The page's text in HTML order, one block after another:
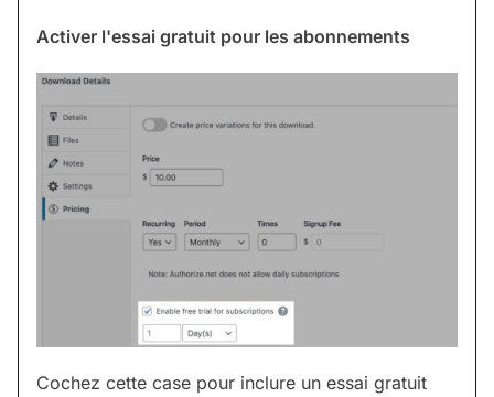
Activer l'essai gratuit pour les abonnements
Cochez cette case pour inclure un essai gratuit